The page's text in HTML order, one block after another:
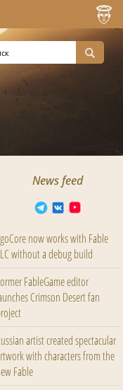
News feed
now works with Fable
without a debug build
FableGame editor
Crimson Desert fan
artist created spectacular
with characters from the
Fable